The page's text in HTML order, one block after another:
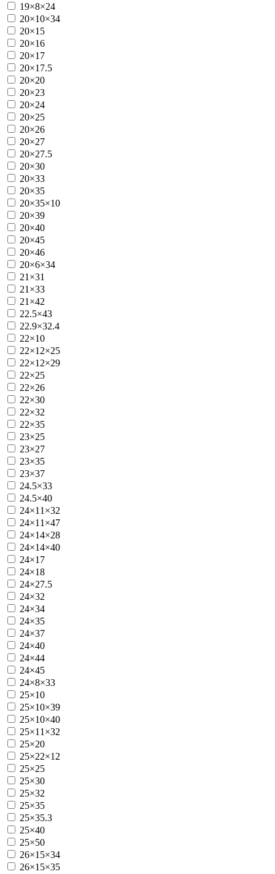
19×8×24
20×10×34
20×15
20×16
20×17
20×17.5
20×20
20×23
20×24
20×25
20×26
20×27
20×27.5
20×30
20×33
20×35
20×35×10
20×39
20×40
20×45
20×46
20×6×34
21×31
21×33
21×42
22.5×43
22.9×32.4
22×10
22×12×25
22×12×29
22×25
22×26
22×30
22×32
22×35
23×25
23×27
23×35
23×37
24.5×33
24.5×40
24×11×32
24×11×47
24×14×28
24×14×40
24×17
24×18
24×27.5
24×32
24×34
24×35
24×37
24×40
24×44
24×45
24×8×33
25×10
25×10×39
25×10×40
25×11×32
25×20
25×22×12
25×25
25×30
25×32
25×35
25×35.3
25×40
25×50
26×15×34
26×15×35